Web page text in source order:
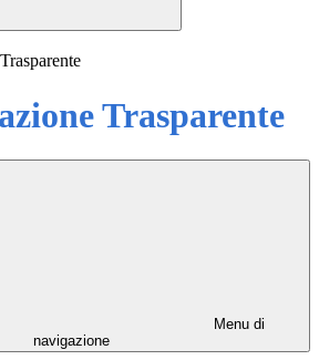
Trasparente
Menu di
navigazione